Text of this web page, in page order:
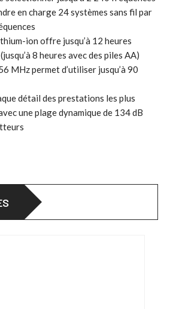
en charge 24 systèmes sans fil par
ion offre jusqu’à 12 heures
8 heures avec des piles AA)
MHz permet d’utiliser jusqu’à 90
détail des prestations les plus
une plage dynamique de 134 dB